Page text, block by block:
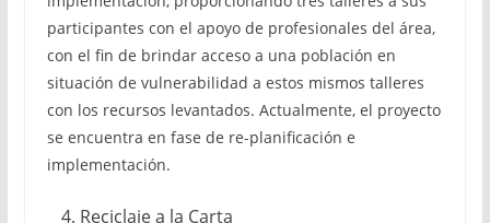
participantes con el apoyo de profesionales del área,
con el fin de brindar acceso a una población en
situación de vulnerabilidad a estos mismos talleres
con los recursos levantados. Actualmente, el proyecto
se encuentra en fase de re-planificación e
implementación.
Reciclaje a la Carta